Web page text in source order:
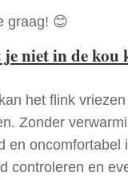
graag! 😊
niet in de kou
het flink vriezen
Zonder
en oncomfortabel
controleren en